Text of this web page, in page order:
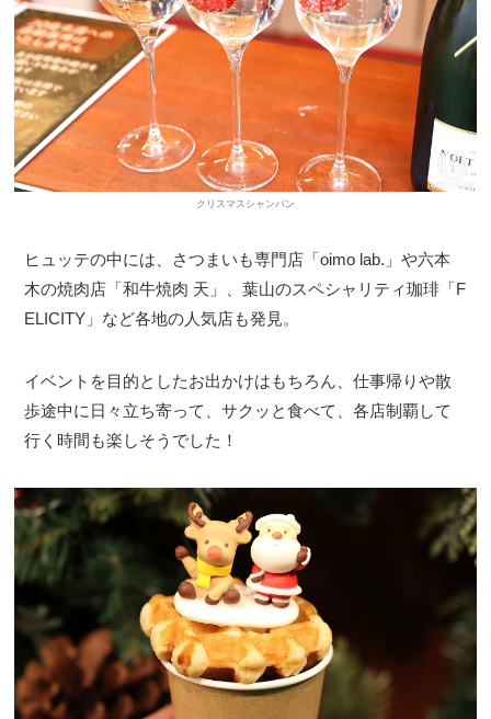
クリスマスシャンパン
ヒュッテの中には、さつまいも専門店「oimo lab.」や六本
木の焼肉店「和牛焼肉 天」、葉山のスペシャリティ珈琲「F
ELICITY」など各地の人気店も発見。
イベントを目的としたお出かけはもちろん、仕事帰りや散
歩途中に日々立ち寄って、サクッと食べて、各店制覇して
行く時間も楽しそうでした！